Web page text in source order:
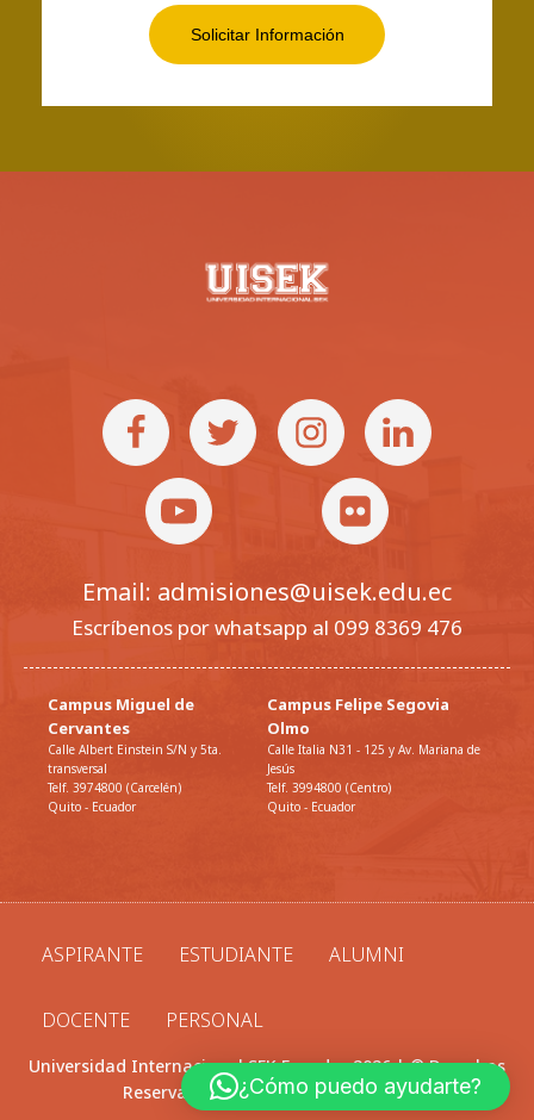
Email: admisiones@uisek.edu.ec
Escríbenos por whatsapp al 099 8369 476
Campus Miguel de
Cervantes
Calle Albert Einstein S/N y 5ta.
transversal
Telf. 3974800 (Carcelén)
Quito - Ecuador
Campus Felipe Segovia
Olmo
Calle Italia N31 - 125 y Av. Mariana de
Jesús
Telf. 3994800 (Centro)
Quito - Ecuador
ASPIRANTE ESTUDIANTE ALUMNI
DOCENTE PERSONAL
Universidad Internacional SEK Ecuador 2026 | © Derechos
Reservados |Política de privacidad
¿Cómo puedo ayudarte?